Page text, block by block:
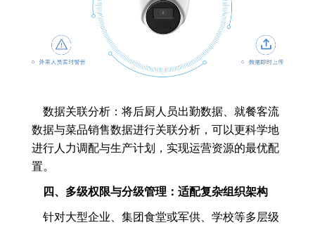
数据关联分析：将后厨人员出勤数据、就餐客流
数据与菜品销售数据进行关联分析，可以更科学地
进行人力调配与生产计划，实现运营资源的最优配
置。
四、多级权限与分级管理：适配复杂组织架构
针对大型企业、集团食堂或军供、学校等多层级